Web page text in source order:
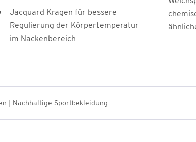
Jacquard Kragen für bessere
Regulierung der Körpertemperatur
im Nackenbereich
Nachhaltige Sportbekleidung